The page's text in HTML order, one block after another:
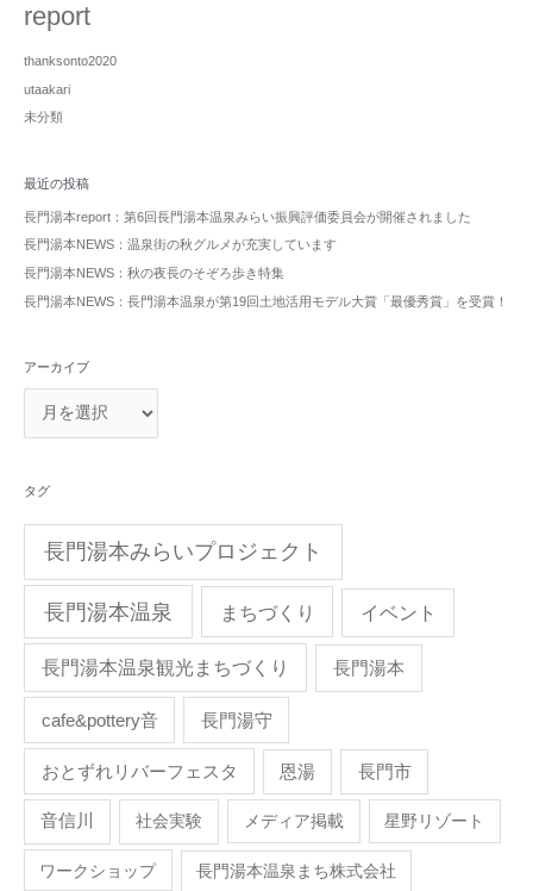
report
thanksonto2020
utaakari
未分類
最近の投稿
長門湯本report：第6回長門湯本温泉みらい振興評価委員会が開催されました
長門湯本NEWS：温泉街の秋グルメが充実しています
長門湯本NEWS：秋の夜長のそぞろ歩き特集
長門湯本NEWS：長門湯本温泉が第19回土地活用モデル大賞「最優秀賞」を受賞！
アーカイブ
タグ
長門湯本みらいプロジェクト
長門湯本温泉 まちづくり イベント
長門湯本温泉観光まちづくり 長門湯本
cafe&pottery音 長門湯守
おとずれリバーフェスタ 恩湯 長門市
音信川 社会実験 メディア掲載 星野リゾート
ワークショップ 長門湯本温泉まち株式会社